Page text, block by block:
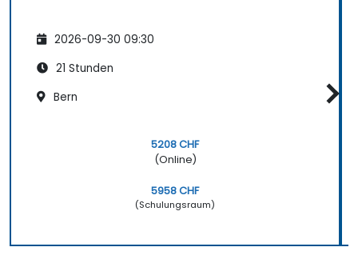
2026-09-30 09:30
21 Stunden
Bern
5208 CHF
(Online)
5958 CHF
(Schulungsraum)